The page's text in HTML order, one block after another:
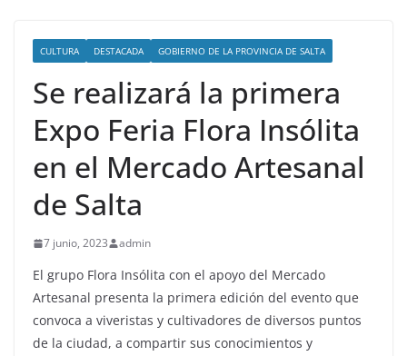
CULTURA DESTACADA GOBIERNO DE LA PROVINCIA DE SALTA
Se realizará la primera
Expo Feria Flora Insólita
en el Mercado Artesanal
de Salta
7 junio, 2023 admin
El grupo Flora Insólita con el apoyo del Mercado
Artesanal presenta la primera edición del evento que
convoca a viveristas y cultivadores de diversos puntos
de la ciudad, a compartir sus conocimientos y